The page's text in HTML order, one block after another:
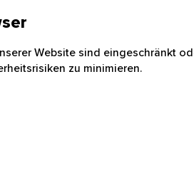
Website sind eingeschränkt
zu minimieren.